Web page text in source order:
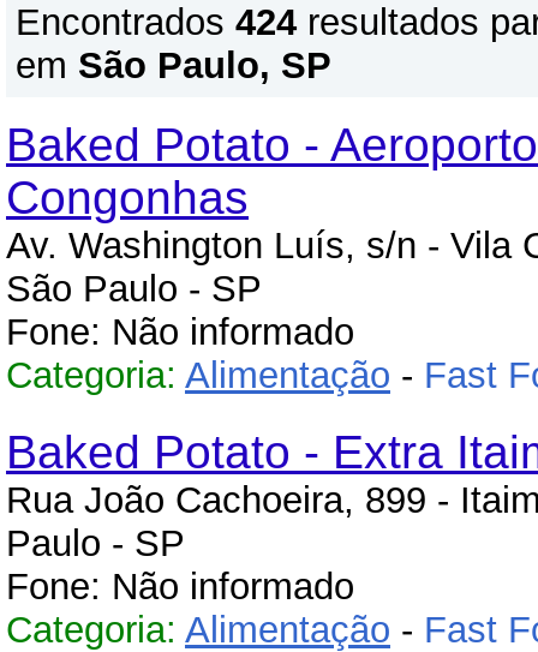
Encontrados 424 resultados
em São Paulo, SP
Baked Potato -
Congonhas
Av. Washington Luís, s/n - Vila
São Paulo - SP
Fone: Não informado
Categoria: Alimentação - Fast
Baked Potato - Extra
Rua João Cachoeira, 899 -
Paulo - SP
Fone: Não informado
Categoria: Alimentação - Fast